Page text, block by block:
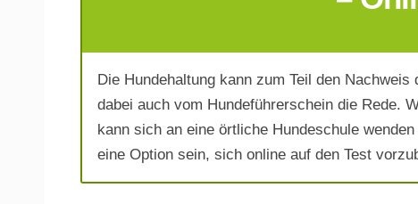
Telefonnummer*
Die Hundehaltung kann zum Teil den
dabei auch vom Hundeführerschein die Rede.
kann sich an eine örtliche Hundeschule
eine Option sein, sich online auf den Test